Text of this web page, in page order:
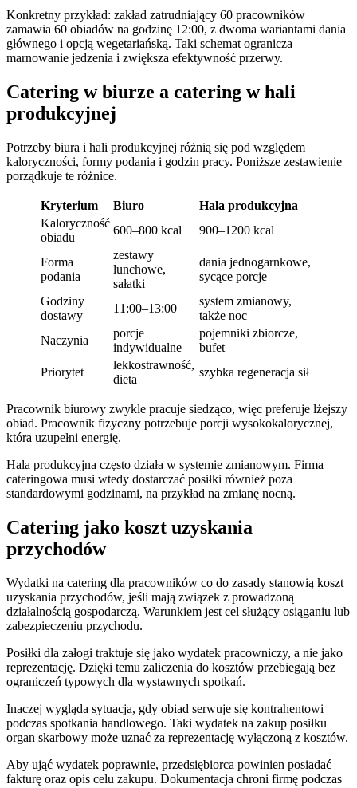
Konkretny przykład: zakład zatrudniający 60 pracowników
zamawia 60 obiadów na godzinę 12:00, z dwoma wariantami dania
głównego i opcją wegetariańską. Taki schemat ogranicza
marnowanie jedzenia i zwiększa efektywność przerwy.
Catering w biurze a catering w hali
produkcyjnej
Potrzeby biura i hali produkcyjnej różnią się pod względem
kaloryczności, formy podania i godzin pracy. Poniższe zestawienie
porządkuje te różnice.
Kryterium Biuro
Hala produkcyjna
Kaloryczność
obiadu
600–800 kcal 900–1200 kcal
Forma
podania
zestawy
lunchowe,
sałatki
dania jednogarnkowe,
sycące porcje
Godziny
dostawy
11:00–13:00
system zmianowy,
także noc
Naczynia
porcje
indywidualne
pojemniki zbiorcze,
bufet
Priorytet
lekkostrawność,
dieta
szybka regeneracja sił
Pracownik biurowy zwykle pracuje siedząco, więc preferuje lżejszy
obiad. Pracownik fizyczny potrzebuje porcji wysokokalorycznej,
która uzupełni energię.
Hala produkcyjna często działa w systemie zmianowym. Firma
cateringowa musi wtedy dostarczać posiłki również poza
standardowymi godzinami, na przykład na zmianę nocną.
Catering jako koszt uzyskania
przychodów
Wydatki na catering dla pracowników co do zasady stanowią koszt
uzyskania przychodów, jeśli mają związek z prowadzoną
działalnością gospodarczą. Warunkiem jest cel służący osiąganiu lub
zabezpieczeniu przychodu.
Posiłki dla załogi traktuje się jako wydatek pracowniczy, a nie jako
reprezentację. Dzięki temu zaliczenia do kosztów przebiegają bez
ograniczeń typowych dla wystawnych spotkań.
Inaczej wygląda sytuacja, gdy obiad serwuje się kontrahentowi
podczas spotkania handlowego. Taki wydatek na zakup posiłku
organ skarbowy może uznać za reprezentację wyłączoną z kosztów.
Aby ująć wydatek poprawnie, przedsiębiorca powinien posiadać
fakturę oraz opis celu zakupu. Dokumentacja chroni firmę podczas